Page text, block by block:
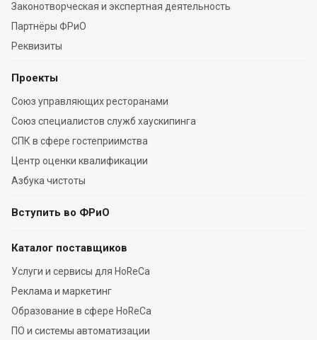
Законотворческая и экспертная деятельность
Партнёры ФРиО
Реквизиты
Проекты
Союз управляющих ресторанами
Союз специалистов служб хаускипинга
СПК в сфере гостеприимства
Центр оценки квалификации
Азбука чистоты
Вступить во ФРиО
Каталог поставщиков
Услуги и сервисы для HoReCa
Реклама и маркетинг
Образование в сфере HoReCa
ПО и системы автоматизации